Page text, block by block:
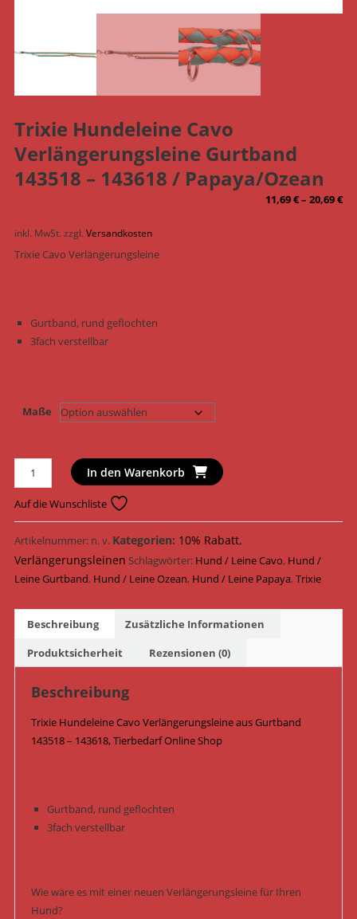
Trixie Hundeleine Cavo
Verlängerungsleine Gurtband
143518 – 143618 / Papaya/Ozean
11,69€–20,69€
inkl. MwSt.zzgl.Versandkosten
Trixie Cavo Verlängerungsleine
Gurtband, rund geflochten
3fach verstellbar
Maße
Trixie
Hundeleine
Cavo
Verlängerungsleine
Gurtband
143518
-
/
Papaya/Ozean
Menge
In den Warenkorb
Auf die Wunschliste
Artikelnummer: n. v. Kategorien: 10% Rabatt,
Verlängerungsleinen Schlagwörter: Hund / Leine Cavo, Hund /
Leine Gurtband, Hund / Leine Ozean, Hund / Leine Papaya,Trixie
Beschreibung
Zusätzliche Informationen
Produktsicherheit
Rezensionen (0)
Beschreibung
Trixie Hundeleine Cavo Verlängerungsleine aus Gurtband
143518 – 143618, Tierbedarf Online Shop
Gurtband, rund geflochten
3fach verstellbar
Wie wäre es mit einer neuen Verlängerungsleine für Ihren
Hund?